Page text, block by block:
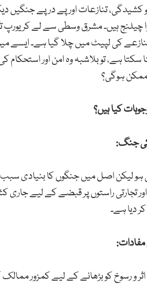
تنازعات اور پے در پے جنگیں
ہیں۔ مشرق وسطی سے لے کر یورپ
کی لپیٹ میں چلا گیا ہے۔ ایسے میں
سکتا ہے، تو بلاشبہ وہ امن اور
ہوگی؟
کیا ہیں؟
ہو لیکن اصل میں جنگوں کا بنیادی
اور تجارتی راستوں پر قبضے کے لیے
دیا ہے۔
و رسوخ کو بڑھانے کے لیے کمزور